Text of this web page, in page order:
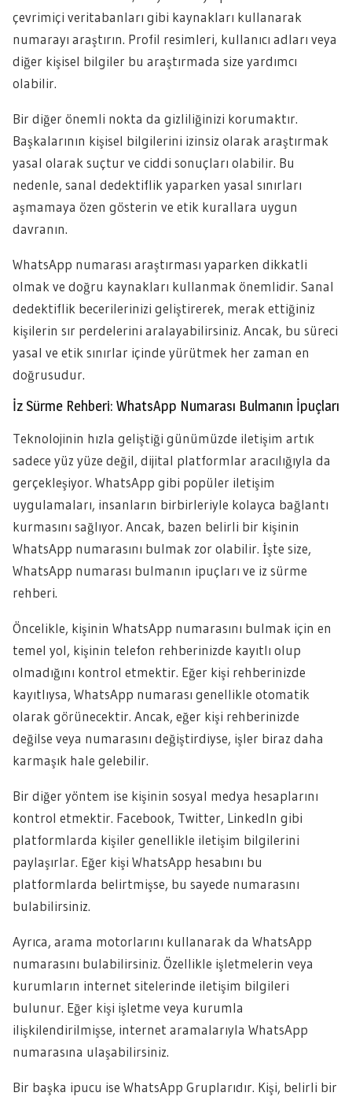
çevrimiçi veritabanları gibi kaynakları kullanarak
numarayı araştırın. Profil resimleri, kullanıcı adları veya
diğer kişisel bilgiler bu araştırmada size yardımcı
olabilir.
Bir diğer önemli nokta da gizliliğinizi korumaktır.
Başkalarının kişisel bilgilerini izinsiz olarak araştırmak
yasal olarak suçtur ve ciddi sonuçları olabilir. Bu
nedenle, sanal dedektiflik yaparken yasal sınırları
aşmamaya özen gösterin ve etik kurallara uygun
davranın.
WhatsApp numarası araştırması yaparken dikkatli
olmak ve doğru kaynakları kullanmak önemlidir. Sanal
dedektiflik becerilerinizi geliştirerek, merak ettiğiniz
kişilerin sır perdelerini aralayabilirsiniz. Ancak, bu süreci
yasal ve etik sınırlar içinde yürütmek her zaman en
doğrusudur.
İz Sürme Rehberi: WhatsApp Numarası Bulmanın İpuçları
Teknolojinin hızla geliştiği günümüzde iletişim artık
sadece yüz yüze değil, dijital platformlar aracılığıyla da
gerçekleşiyor. WhatsApp gibi popüler iletişim
uygulamaları, insanların birbirleriyle kolayca bağlantı
kurmasını sağlıyor. Ancak, bazen belirli bir kişinin
WhatsApp numarasını bulmak zor olabilir. İşte size,
WhatsApp numarası bulmanın ipuçları ve iz sürme
rehberi.
Öncelikle, kişinin WhatsApp numarasını bulmak için en
temel yol, kişinin telefon rehberinizde kayıtlı olup
olmadığını kontrol etmektir. Eğer kişi rehberinizde
kayıtlıysa, WhatsApp numarası genellikle otomatik
olarak görünecektir. Ancak, eğer kişi rehberinizde
değilse veya numarasını değiştirdiyse, işler biraz daha
karmaşık hale gelebilir.
Bir diğer yöntem ise kişinin sosyal medya hesaplarını
kontrol etmektir. Facebook, Twitter, LinkedIn gibi
platformlarda kişiler genellikle iletişim bilgilerini
paylaşırlar. Eğer kişi WhatsApp hesabını bu
platformlarda belirtmişse, bu sayede numarasını
bulabilirsiniz.
Ayrıca, arama motorlarını kullanarak da WhatsApp
numarasını bulabilirsiniz. Özellikle işletmelerin veya
kurumların internet sitelerinde iletişim bilgileri
bulunur. Eğer kişi işletme veya kurumla
ilişkilendirilmişse, internet aramalarıyla WhatsApp
numarasına ulaşabilirsiniz.
Bir başka ipucu ise WhatsApp Gruplarıdır. Kişi, belirli bir